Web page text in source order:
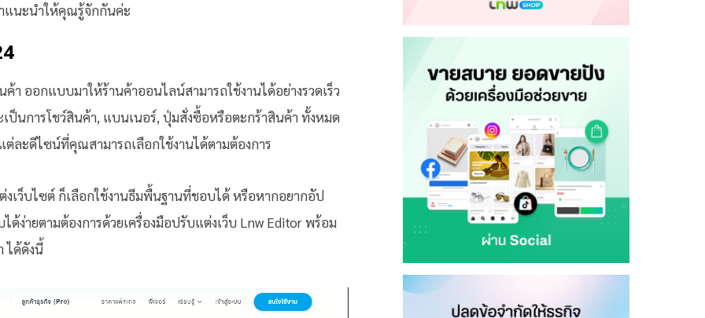
แนะนำให้คุณรู้จักกันค่ะ
ออกแบบมาให้ร้านค้าออนไลน์สามารถใช้งานได้อย่างรวดเร็ว
นการโชว์สินค้า, แบนเนอร์, ปุ่มสั่งซื้อหรือตะกร้าสินค้า ทั้งหมด
ละดีไซน์ที่คุณสามารถเลือกใช้งานได้ตามต้องการ
เว็บไซต์ ก็เลือกใช้งานธีมพื้นฐานที่ชอบได้ หรือหากอยากอัป
ด้ง่ายตามต้องการด้วยเครื่องมือปรับแต่งเว็บ Lnw Editor พร้อม
ได้ดังนี้